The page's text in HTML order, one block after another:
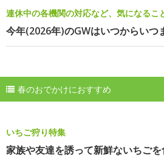
連休中の各機関の対応など、気になるこ
今年(2026年)のGWはいつからいつ
春のおでかけにおすすめ
いちご狩り特集
家族や友達を誘って新鮮ないちごを